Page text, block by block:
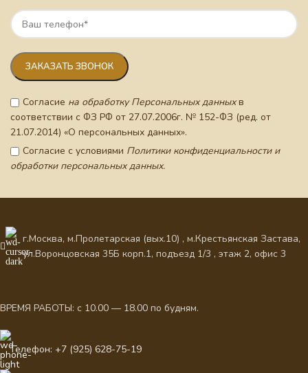
Согласие на обработку Персональных данныхв
соответствии с ФЗ РФ от 27.07.2006г. № 152-ФЗ (ред. от
21.07.2014) «О персональных данных».
Согласие с условиями Политики конфиденциальности и
обработки персональных данных.
г.Москва, м.Пролетарская (вых.10) , м.Крестьянская Застава,
ул.Воронцовская 35Б корп.1, подъезд 1/3 , этаж 2, офис 3
ВРЕМЯ РАБОТЫ: с 10.00 — 18.00 по будням.
Телефон: +7 (925) 628-75-19